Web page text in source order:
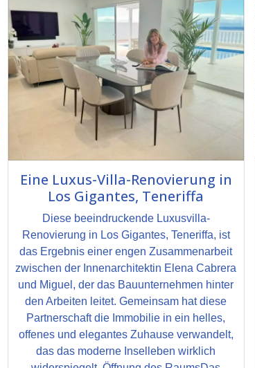
Eine Luxus-Villa-Renovierung in
Los Gigantes, Teneriffa
Diese beeindruckende Luxusvilla-
Renovierung in Los Gigantes, Teneriffa, ist
das Ergebnis einer engen Zusammenarbeit
zwischen der Innenarchitektin Elena Cabrera
und Miguel, der das Bauunternehmen hinter
den Arbeiten leitet. Gemeinsam hat diese
Partnerschaft die Immobilie in ein helles,
offenes und elegantes Zuhause verwandelt,
das das moderne Inselleben wirklich